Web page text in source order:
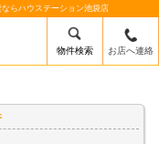
らハウステーション池袋店
head-logo.png
物件検索 お店へ連絡